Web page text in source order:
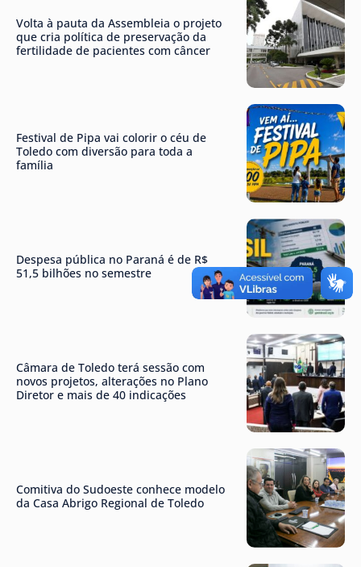
Volta à pauta da Assembleia o projeto
que cria política de preservação da
fertilidade de pacientes com câncer
Festival de Pipa vai colorir o céu de
Toledo com diversão para toda a
família
Despesa pública no Paraná é de R$
51,5 bilhões no semestre
Câmara de Toledo terá sessão com
novos projetos, alterações no Plano
Diretor e mais de 40 indicações
Comitiva do Sudoeste conhece modelo
da Casa Abrigo Regional de Toledo